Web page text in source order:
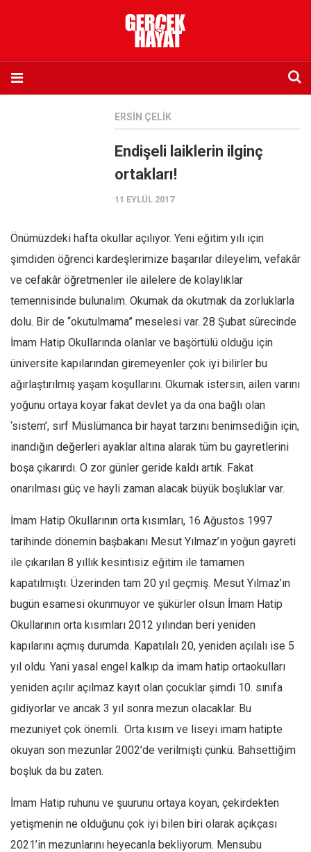
Abone olmak istiyorum
Sosyal Medya
Twitter
Facebook
Instagram
YouTube
Editörden
Yazarlar
Mahmut Toptaş
Yvonne Ridley
Ömer Kayani
Hasanali Yıldırım
Leyla Şerif Emin
Selçuk Türkyılmaz
Mehmet Ali Tekin
Abir E. Nahas
Amina S. Jenenkovic
Bağdagül Öz
Esra Elönü
Tüm Sayılar
ERSIN ÇELIK
Endişeli laiklerin ilginç
ortakları!
11 EYLÜL 2017
Önümüzdeki hafta okullar açılıyor. Yeni eğitim yılı için
şimdiden öğrenci kardeşlerimize başarılar dileyelim, vefakâr
ve cefakâr öğretmenler ile ailelere de kolaylıklar
temennisinde bulunalım. Okumak da okutmak da zorluklarla
dolu. Bir de “okutulmama” meselesi var. 28 Şubat sürecinde
İmam Hatip Okullarında olanlar ve başörtülü olduğu için
üniversite kapılarından giremeyenler çok iyi bilirler bu
ağırlaştırılmış yaşam koşullarını. Okumak istersin, ailen varını
yoğunu ortaya koyar fakat devlet ya da ona bağlı olan
‘sistem’, sırf Müslümanca bir hayat tarzını benimsediğin için,
inandığın değerleri ayaklar altına alarak tüm bu gayretlerini
boşa çıkarırdı. O zor günler geride kaldı artık. Fakat
onarılması güç ve hayli zaman alacak büyük boşluklar var.
İmam Hatip Okullarının orta kısımları, 16 Ağustos 1997
tarihinde dönemin başbakanı Mesut Yılmaz’ın yoğun gayreti
ile çıkarılan 8 yıllık kesintisiz eğitim ile tamamen
kapatılmıştı. Üzerinden tam 20 yıl geçmiş. Mesut Yılmaz’ın
bugün esamesi okunmuyor ve şükürler olsun İmam Hatip
Okullarının orta kısımları 2012 yılından beri yeniden
kapılarını açmış durumda. Kapatılalı 20, yeniden açılalı ise 5
yıl oldu. Yani yasal engel kalkıp da imam hatip ortaokulları
yeniden açılır açılmaz kayıt olan çocuklar şimdi 10. sınıfa
gidiyorlar ve ancak 3 yıl sonra mezun olacaklar. Bu
mezuniyet çok önemli. Orta kısım ve liseyi imam hatipte
okuyan son mezunlar 2002’de verilmişti çünkü. Bahsettiğim
boşluk da bu zaten.
İmam Hatip ruhunu ve şuurunu ortaya koyan, çekirdekten
yetişmenin ne olduğunu çok iyi bilen biri olarak açıkçası
2021’in mezunlarını heyecanla bekliyorum. Mensubu